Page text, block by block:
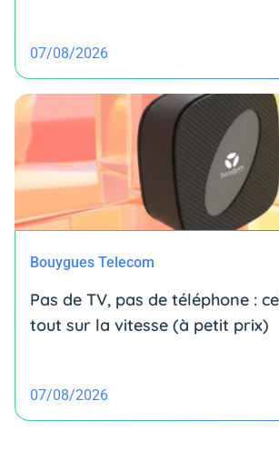
07/08/2026
Bouygues Telecom
Pas de TV, pas de téléphone :
tout sur la vitesse (à petit prix)
07/08/2026